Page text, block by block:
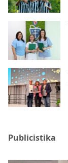
Publicistika